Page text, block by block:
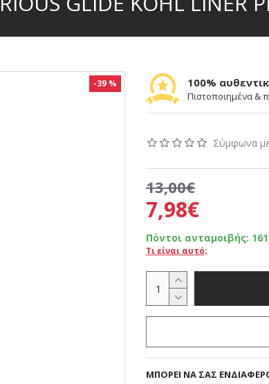
-39 % 100%
Πιστοποιημένα &
Σύμφωνα με
7,98€
13,00€
Πόντοι ανταμοιβής: 161
Τι είναι αυτό;
ΜΠΟΡΕΊ ΝΑ ΣΑΣ